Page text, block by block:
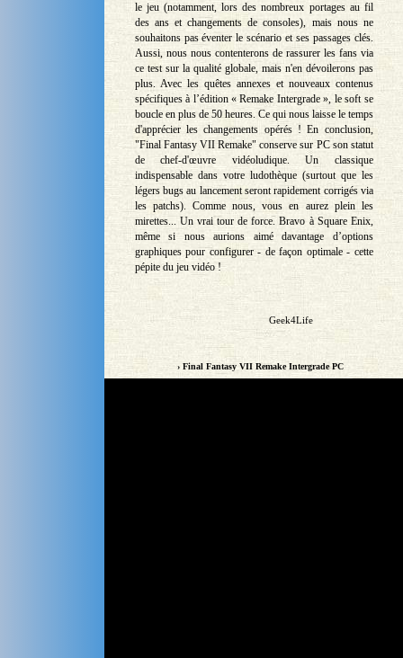
le jeu (notamment, lors des nombreux portages au fil
des ans et changements de consoles), mais nous ne
souhaitons pas éventer le scénario et ses passages clés.
Aussi, nous nous contenterons de rassurer les fans via
ce test sur la qualité globale, mais n'en dévoilerons pas
plus. Avec les quêtes annexes et nouveaux contenus
spécifiques à l’édition « Remake Intergrade », le soft se
boucle en plus de 50 heures. Ce qui nous laisse le temps
d'apprécier les changements opérés ! En conclusion,
"Final Fantasy VII Remake" conserve sur PC son statut
de chef-d'œuvre vidéoludique. Un classique
indispensable dans votre ludothèque (surtout que les
légers bugs au lancement seront rapidement corrigés via
les patchs). Comme nous, vous en aurez plein les
mirettes... Un vrai tour de force. Bravo à Square Enix,
même si nous aurions aimé davantage d’options
graphiques pour configurer - de façon optimale - cette
pépite du jeu vidéo !
Geek4Life
› Final Fantasy VII Remake Intergrade PC